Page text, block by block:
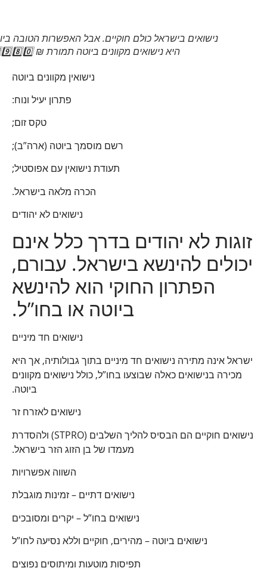
נישואים בישראל כולם חוקיים. אבל האפשרות הטובה ביותר
היא נישואים מקוונים ביוטה תמורת ₪ 1️⃣9️⃣8️⃣0️⃣!
נישואין מקוונים ביוטה
פתרון יעיל ונוח:
טקס זום;
רשם מוסמך ביוטה (ארה”ב);
תעודת נישואין עם אפוסטיל;
הכרה מלאה בישראל.
נישואים לא יהודים
זוגות לא יהודים בדרך כלל אינם
יכולים להינשא בישראל. עבורם,
הפתרון החוקי הוא להינשא
ביוטה או בחו”ל.
נישואים חד מיניים
ישראל אינה מתירה נישואים חד מיניים בתוך גבולותיה, אך היא
מכירה בנישואים כאלה שבוצעו בחו”ל, כולל נישואים מקוונים
ביוטה.
נישואים לאזרח זר
נישואים חוקיים הם הבסיס להליך השלבים (STPRO) ולהסדרת
מעמדו של בן הזוג הזר בישראל.
השווה אפשרויות
נישואים דתיים – זמינות מוגבלת
נישואים בחו”ל – יקרים ומסובכים
נישואים ביוטה – מהירים, חוקיים וללא נסיעה לחו”ל
תפיסות מוטעות ומיתוסים נפוצים